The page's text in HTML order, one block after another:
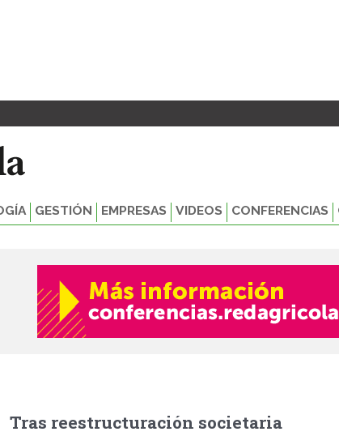
GESTIÓN EMPRESAS VIDEOS CONFERENCIAS
Tras reestructuración societaria